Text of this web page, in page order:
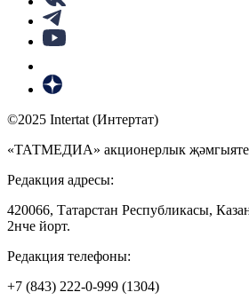
©2025 Intertat (Интертат)
«ТАТМЕДИА» акционерлык җәмгыяте
Редакция адресы:
420066, Татарстан Республикасы,
2нче йорт.
Редакция телефоны:
+7 (843) 222-0-999 (1304)